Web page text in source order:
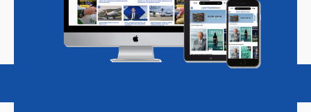
Magazine Podcasts Vacatures